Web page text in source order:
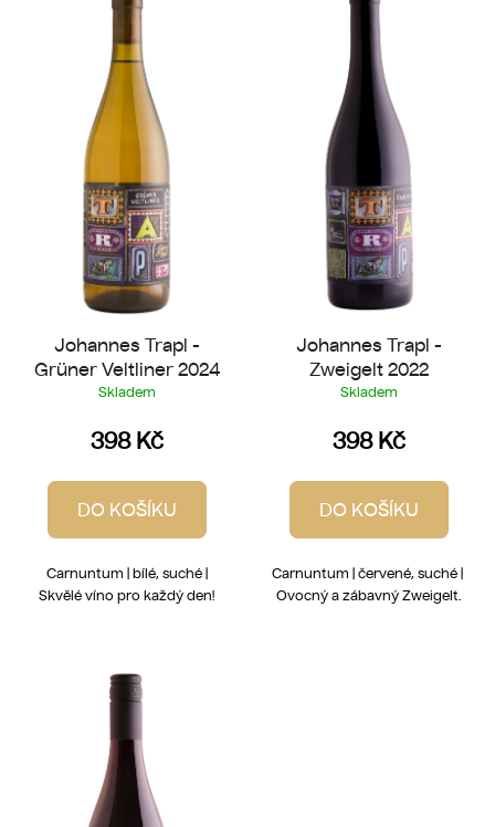
Johannes Trapl -
Grüner Veltliner 2024
Skladem
398 Kč
DO KOŠÍKU
Carnuntum | bílé, suché |
Skvělé víno pro každý den!
Johannes Trapl -
Zweigelt 2022
Skladem
398 Kč
DO KOŠÍKU
Carnuntum | červené, suché |
Ovocný a zábavný Zweigelt.